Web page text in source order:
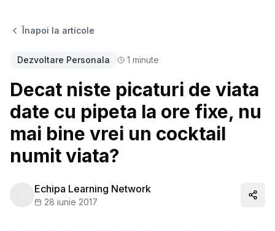
Înapoi la articole
Dezvoltare Personala 1 minute
Decat niste picaturi de viata
date cu pipeta la ore fixe, nu
mai bine vrei un cocktail
numit viata?
Echipa Learning Network
28 iunie 2017